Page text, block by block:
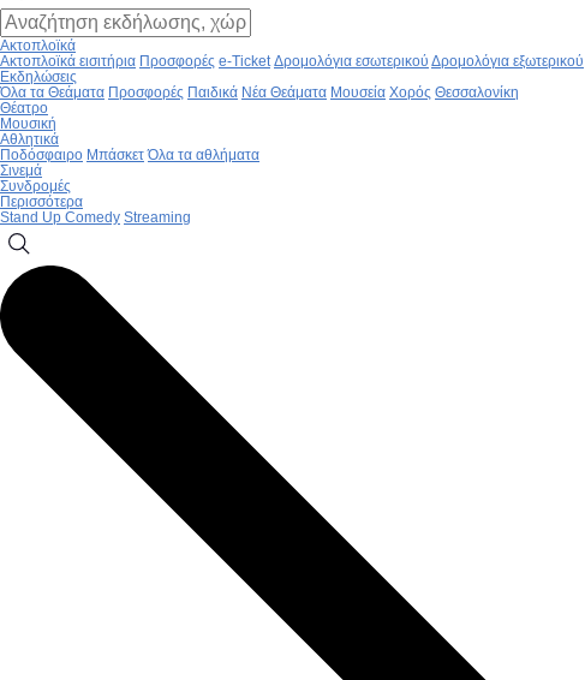
Ακτοπλοϊκά
Ακτοπλοϊκά εισιτήρια Προσφορές e-Ticket Δρομολόγια εσωτερικού Δρομολόγια εξωτερικού
Εκδηλώσεις
Όλα τα Θεάματα Προσφορές Παιδικά Νέα Θεάματα Μουσεία Χορός Θεσσαλονίκη
Θέατρο
Μουσική
Αθλητικά
Ποδόσφαιρο Μπάσκετ Όλα τα αθλήματα
Σινεμά
Συνδρομές
Περισσότερα
Stand Up Comedy Streaming